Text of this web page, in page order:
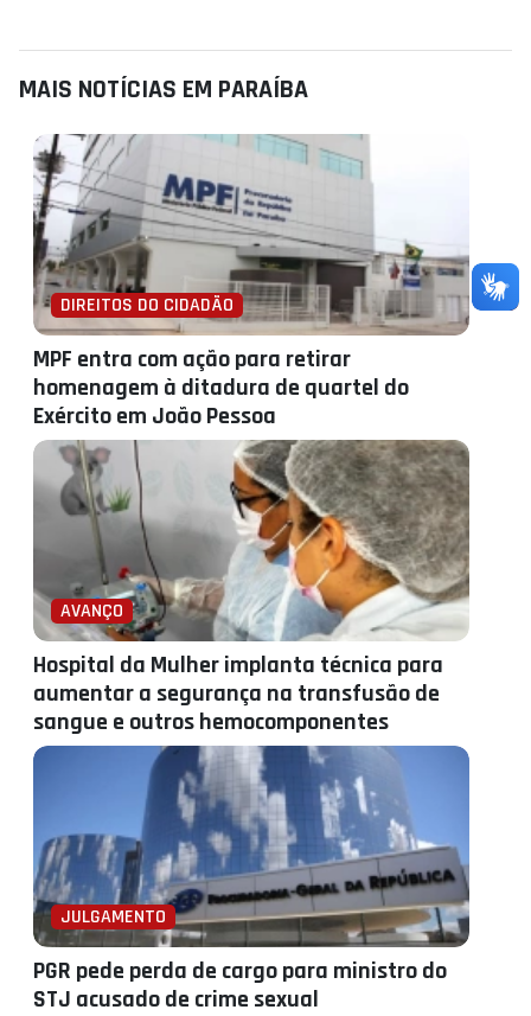
MAIS NOTÍCIAS EM PARAÍBA
DIREITOS DO CIDADÃO
MPF entra com ação para retirar
homenagem à ditadura de quartel do
Exército em João Pessoa
AVANÇO
Hospital da Mulher implanta técnica para
aumentar a segurança na transfusão de
sangue e outros hemocomponentes
JULGAMENTO
PGR pede perda de cargo para ministro do
STJ acusado de crime sexual